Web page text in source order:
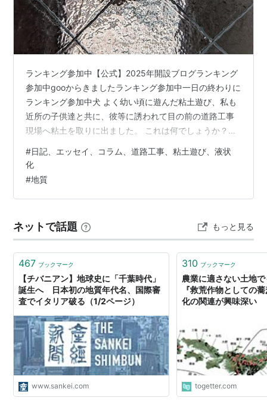
ランキング参加中【公式】2025年開設ブログランキング
参加中gooからきましたランキング参加中一日の終わりに
ランキング参加中犬 よく幼い頃に遊んだ粘土遊び、私も
近所の子供達と共に、彼等に誘われて目の前の道路工事
現場へ粘土を取りに出ました。 これは何でしょうか？。
ですが、こんな色の時も有ります。 ランキング参加中雑
談・日記を書きたい人のグループ この辺の土の中の粘土
はねずみ色の様です。私は年嵩の子に教えられ、色と粘
性の塊を物色すると、これと決めてその塊を家まで持ち
から、丸めたり伸ばしたり成形して遊…
#日記、エッセイ、コラム、道路工事、粘土遊び、液状
化
#地質
ネットで話題 もっと見る
467 ブックマーク
【チバニアン】地球史に「千葉時代」
誕生へ 日本初の地質年代名、国際審
査でイタリア破る（1/2ページ）
www.sankei.com
310 ブックマーク
農業に適さない土地
『救荒作物としての
化の関連が興味深い
togetter.com